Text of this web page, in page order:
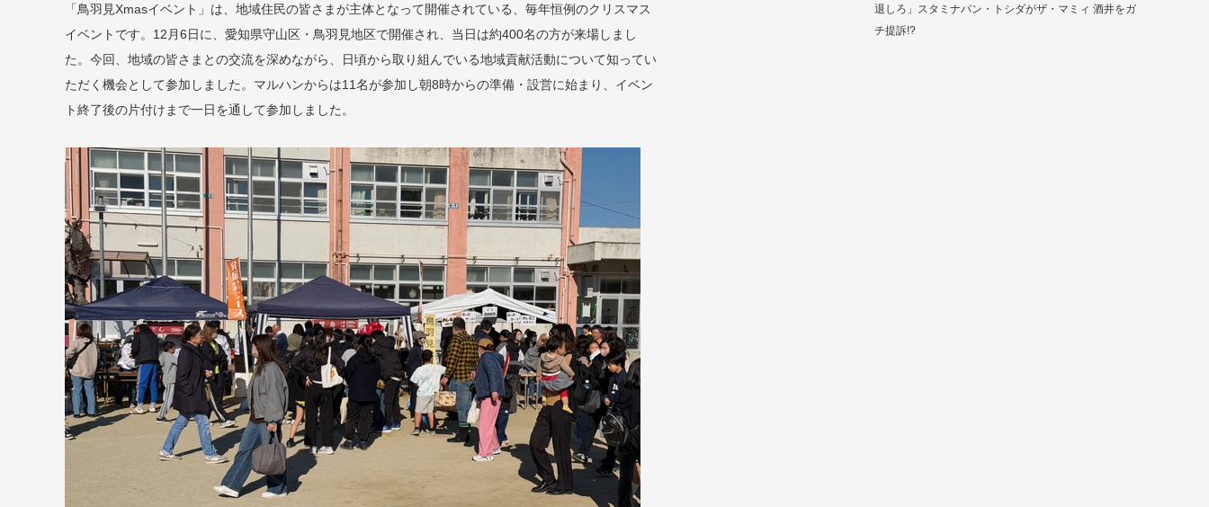
「鳥羽見Xmasイベント」は、地域住民の皆さまが主体となって開催されている、毎年恒例のクリスマス
イベントです。12月6日に、愛知県守山区・鳥羽見地区で開催され、当日は約400名の方が来場しまし
た。今回、地域の皆さまとの交流を深めながら、日頃から取り組んでいる地域貢献活動について知ってい
ただく機会として参加しました。マルハンからは11名が参加し朝8時からの準備・設営に始まり、イベン
ト終了後の片付けまで一日を通して参加しました。
退しろ」スタミナパン・トシダがザ・マミィ 酒井をガ
チ提訴!?